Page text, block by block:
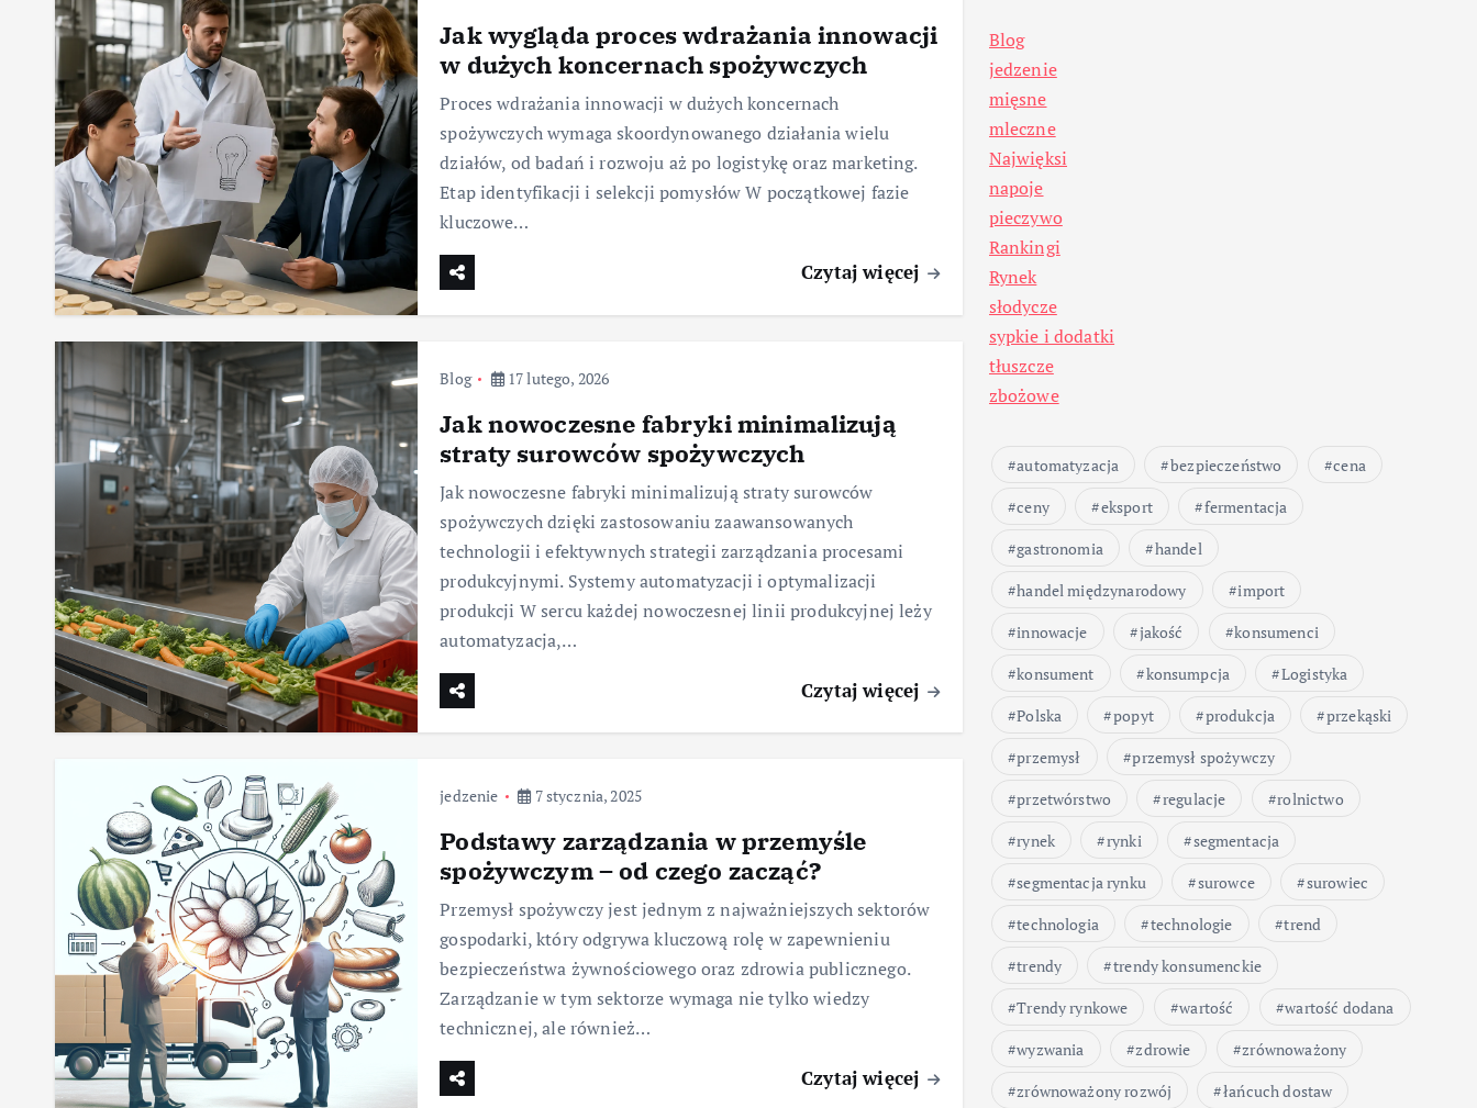
Jak wygląda proces wdrażania innowacji
w dużych koncernach spożywczych
Proces wdrażania innowacji w dużych koncernach
spożywczych wymaga skoordynowanego działania wielu
działów, od badań i rozwoju aż po logistykę oraz marketing.
Etap identyfikacji i selekcji pomysłów W początkowej fazie
kluczowe…
Czytaj więcej
Blog 17 lutego, 2026
Jak nowoczesne fabryki minimalizują
straty surowców spożywczych
Jak nowoczesne fabryki minimalizują straty surowców
spożywczych dzięki zastosowaniu zaawansowanych
technologii i efektywnych strategii zarządzania procesami
produkcyjnymi. Systemy automatyzacji i optymalizacji
produkcji W sercu każdej nowoczesnej linii produkcyjnej leży
automatyzacja,…
Czytaj więcej
jedzenie 7 stycznia, 2025
Podstawy zarządzania w przemyśle
spożywczym – od czego zacząć?
Przemysł spożywczy jest jednym z najważniejszych sektorów
gospodarki, który odgrywa kluczową rolę w zapewnieniu
bezpieczeństwa żywnościowego oraz zdrowia publicznego.
Zarządzanie w tym sektorze wymaga nie tylko wiedzy
technicznej, ale również…
Czytaj więcej
Blog
jedzenie
mięsne
mleczne
Najwięksi
napoje
pieczywo
Rankingi
Rynek
słodycze
sypkie i dodatki
tłuszcze
zbożowe
automatyzacja bezpieczeństwo
cena
ceny
eksport
fermentacja
gastronomia
handel
handel międzynarodowy
import
innowacje
jakość
konsumenci
konsument
konsumpcja
Logistyka
Polska
popyt produkcja
przekąski
przemysł
przemysł spożywczy
przetwórstwo
regulacje
rolnictwo
rynek
rynki
segmentacja
segmentacja rynku
surowce
surowiec
technologia
technologie
trend
trendy
trendy konsumenckie
Trendy rynkowe
wartość
wartość dodana
wyzwania
zdrowie
zrównoważony
zrównoważony rozwój
łańcuch dostaw